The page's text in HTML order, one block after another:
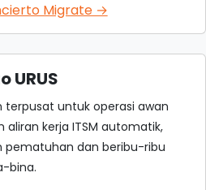
Migrate →
URUS
terpusat untuk operasi awan
aliran kerja ITSM automatik,
pematuhan dan beribu-ribu
bina.